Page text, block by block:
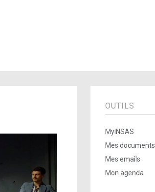
OUTILS
MyINSAS
Mes documents
Mes emails
Mon agenda